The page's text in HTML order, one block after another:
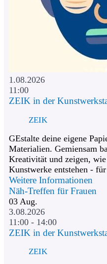
1.08.2026
11:00
ZEIK in der
ZEIK
GEstalte deine eigene
Materialien. Gemiensam
Kreativität und zeigen,
Kunstwerke entstehen -
Weitere Informationen
Näh-Treffen für Frauen
03 Aug.
3.08.2026
11:00 - 14:00
ZEIK in der
ZEIK